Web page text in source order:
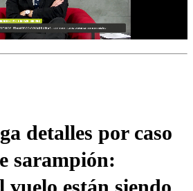
detalles por caso
sarampión: